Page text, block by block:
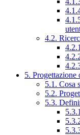
4.2.
5. Progettazione
5.1. Cosa
5.2.
5.3.